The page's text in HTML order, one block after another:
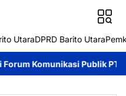
UtaraDPRD Barito Utara
PTUN Palangka Raya